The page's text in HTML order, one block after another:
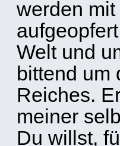
werden
Welt und
bittend um
Reiches.
meiner
Du willst,